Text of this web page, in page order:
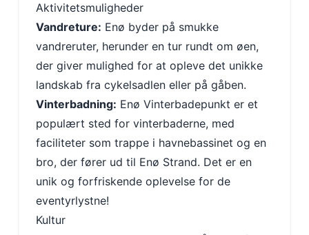
Aktivitetsmuligheder
Vandreture: Enø byder på smukke
vandreruter, herunder en tur rundt om øen,
der giver mulighed for at opleve det unikke
landskab fra cykelsadlen eller på gåben.
Vinterbadning: Enø Vinterbadepunkt er et
populært sted for vinterbaderne, med
faciliteter som trappe i havnebassinet og en
bro, der fører ud til Enø Strand. Det er en
unik og forfriskende oplevelse for de
eventyrlystne!
Kultur